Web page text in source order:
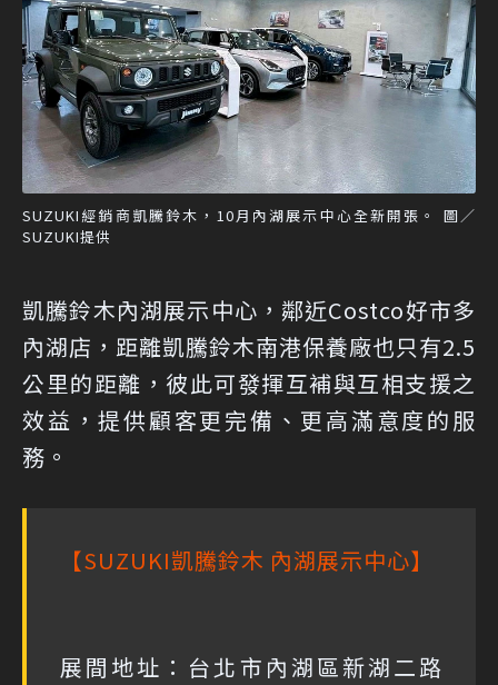
SUZUKI經銷商凱騰鈴木，10月內湖展示中心全新開張。 圖／
SUZUKI提供
凱騰鈴木內湖展示中心，鄰近Costco好市多
內湖店，距離凱騰鈴木南港保養廠也只有2.5
公里的距離，彼此可發揮互補與互相支援之
效益，提供顧客更完備、更高滿意度的服
務。
【SUZUKI凱騰鈴木 內湖展示中心】
展間地址：台北市內湖區新湖二路